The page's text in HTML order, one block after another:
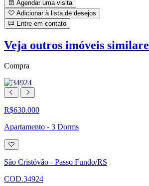
Agendar uma visita
Adicionar à lista de desejos
Entre em contato
Veja outros imóveis
Compra
R$630.000
Apartamento - 3 Dorms
Adicionar
à
lista
de
São Cristóvão - Passo Fundo/RS
COD.34924